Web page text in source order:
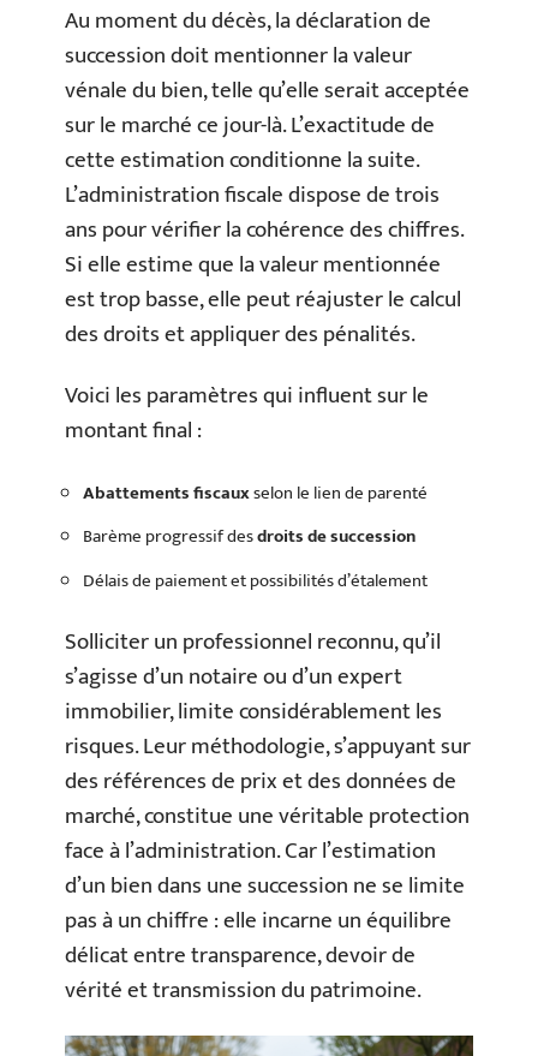
Au moment du décès, la déclaration de
succession doit mentionner la valeur
vénale du bien, telle qu’elle serait acceptée
sur le marché ce jour-là. L’exactitude de
cette estimation conditionne la suite.
L’administration fiscale dispose de trois
ans pour vérifier la cohérence des chiffres.
Si elle estime que la valeur mentionnée
est trop basse, elle peut réajuster le calcul
des droits et appliquer des pénalités.
Voici les paramètres qui influent sur le
montant final :
Abattements fiscauxselon le lien de parenté
Barème progressif desdroits de succession
Délais de paiement et possibilités d’étalement
Solliciter un professionnel reconnu, qu’il
s’agisse d’un notaire ou d’un expert
immobilier, limite considérablement les
risques. Leur méthodologie, s’appuyant sur
des références de prix et des données de
marché, constitue une véritable protection
face à l’administration. Car l’estimation
d’un bien dans une succession ne se limite
pas à un chiffre : elle incarne un équilibre
délicat entre transparence, devoir de
vérité et transmission du patrimoine.